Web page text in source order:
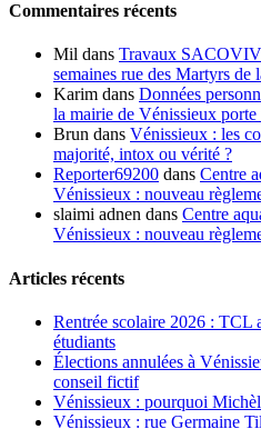
Commentaires récents
Mil dans Travaux
semaines rue des Martyrs de
Karim dans Données
la mairie de Vénissieux porte
Brun dans Vénissieux : les
majorité, intox ou vérité ?
Reporter69200 dans Centre
Vénissieux : nouveau
slaimi adnen dans Centre
Vénissieux : nouveau
Articles récents
Rentrée scolaire 2026 : TCL
étudiants
Élections annulées à
conseil fictif
Vénissieux : pourquoi
Vénissieux : rue Germaine